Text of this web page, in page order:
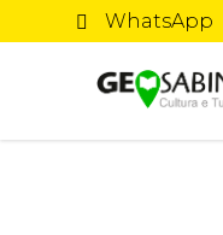
WhatsApp